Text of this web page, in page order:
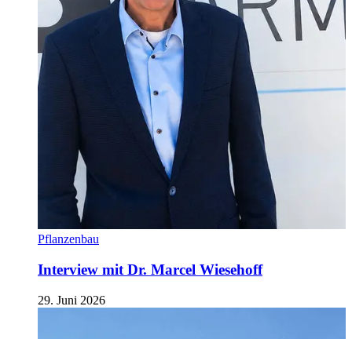
Pflanzenbau
Interview mit Dr. Marcel Wiesehoff
29. Juni 2026